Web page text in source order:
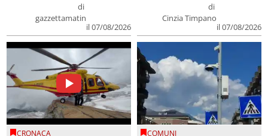
di
gazzettamatin
il 07/08/2026
di
Cinzia Timpano
il 07/08/2026
CRONACA COMUNI